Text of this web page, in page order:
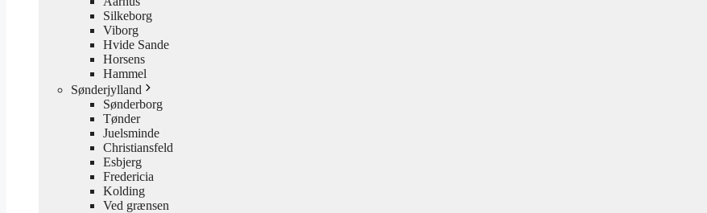
Silkeborg
Viborg
Hvide Sande
Horsens
Hammel
Sønderjylland
Sønderborg
Tønder
Juelsminde
Christiansfeld
Esbjerg
Fredericia
Kolding
Ved grænsen